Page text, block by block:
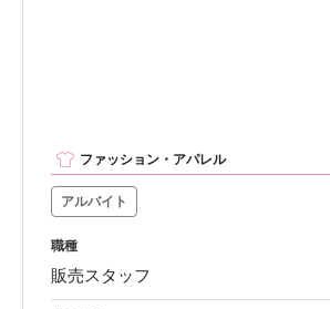
ファッション・アパレル
アルバイト
職種
販売スタッフ